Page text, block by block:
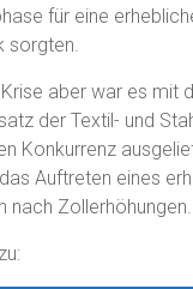
für eine
sorgten.
aber war es mit
der Textil- und
Konkurrenz
Auftreten eines
nach Zollerhöhungen.